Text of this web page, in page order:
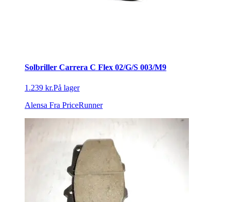
Solbriller Carrera C Flex 02/G/S 003/M9
1.239 kr.På lager
Alensa Fra PriceRunner